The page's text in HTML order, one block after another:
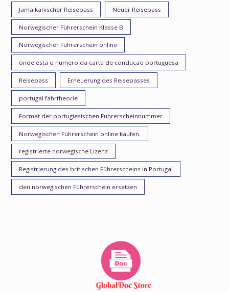
Jamaikanischer Reisepass Neuer Reisepass
Norwegischer Führerschein Klasse B
Norwegischer Führerschein online
onde esta o numero da carta de conducao portuguesa
Reisepass Erneuerung des Reisepasses
portugal fahrtheorie
Format der portugiesischen Führerscheinnummer
Norwegischen Führerschein online kaufen.
registrierte norwegische Lizenz
Registrierung des britischen Führerscheins in Portugal
den norwegischen Führerschein ersetzen